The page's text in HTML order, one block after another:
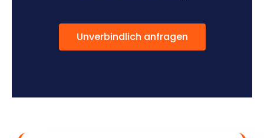
Unverbindlich anfragen